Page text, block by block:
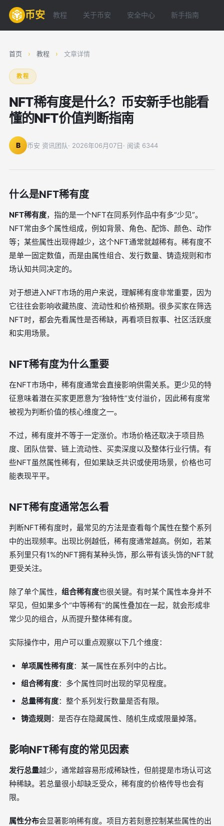
币安 教程 关于币安 安全中心 新手指南
首页 › 教程 › 文章详情
教程
NFT稀有度是什么？币安新手也能看
懂的NFT价值判断指南
B 币安 资讯团队· 2026年06月07日· 阅读 6344
什么是NFT稀有度
NFT稀有度，指的是一个NFT在同系列作品中有多“少见”。
NFT常由多个属性组成，例如背景、角色、配饰、颜色、动作
等；某些属性出现得越少，这个NFT通常就越稀有。稀有度不
是单一固定数值，而是由属性组合、发行数量、铸造规则和市
场认知共同决定的。
对于想进入NFT市场的用户来说，理解稀有度非常重要，因为
它往往会影响收藏热度、流动性和价格预期。很多买家在筛选
NFT时，都会先看属性是否稀缺，再看项目叙事、社区活跃度
和实用场景。
NFT稀有度为什么重要
在NFT市场中，稀有度通常会直接影响供需关系。更少见的特
征意味着潜在买家更愿意为“独特性”支付溢价，因此稀有度常
被视为判断价值的核心维度之一。
不过，稀有度并不等于一定涨价。市场价格还取决于项目热
度、团队信誉、链上流动性、买卖深度以及整体行业行情。有
些NFT虽然属性稀有，但如果缺乏共识或使用场景，价格也可
能表现平平。
NFT稀有度通常怎么看
判断NFT稀有度时，最常见的方法是查看每个属性在整个系列
中的出现频率。出现比例越低，稀有度通常越高。例如，若某
系列里只有1%的NFT拥有某种头饰，那么带有该头饰的NFT就
更受关注。
除了单个属性， 组合稀有度也很关键。有时某个属性本身并不
罕见，但如果多个“中等稀有”的属性叠加在一起，就会形成非
常少见的组合，从而提升整体稀有度。
实际操作中，用户可以重点观察以下几个维度：
单项属性稀有度：某一属性在系列中的占比。
组合稀有度：多个属性同时出现的罕见程度。
总量稀有度：整个系列发行数量是否有限。
铸造规则 ：是否存在隐藏属性、随机生成或限量掉落。
影响NFT稀有度的常见因素
发行总量越少，通常越容易形成稀缺性，但前提是市场认可这
种稀缺。若总量很小却缺乏受众，稀有度的价格传导也会有
限。
属性分布会显著影响稀有度。项目方若刻意控制某些属性的出